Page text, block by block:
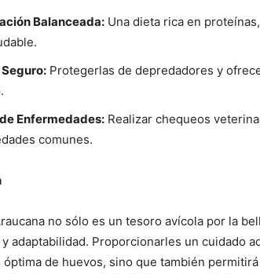
Balanceada: Una dieta rica en
Protegerlas de depredadores y
Enfermedades: Realizar chequeos
comunes.
no sólo es un tesoro avícola por la
adaptabilidad. Proporcionarles un cuidado
de huevos, sino que también